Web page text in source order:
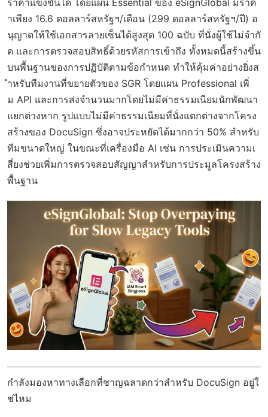
าเพียง 16.6 ดอลลาร์สหรัฐฯ/เดือน (299 ดอลลาร์สหรัฐฯ/ปี) อ
นุญาตให้ใช้เอกสารลายเซ็นได้สูงสุด 100 ฉบับ ที่นั่งผู้ใช้ไม่จำกั
ด และการตรวจสอบสิทธิ์ด้วยรหัสการเข้าถึง ทั้งหมดนี้สร้างขึ้น
บนพื้นฐานของการปฏิบัติตามข้อกำหนด ทำให้คุ้มค่าอย่างยิ่งส
ำหรับทีมงานที่ขยายตัวของ SGR โดยแผน Professional เพิ่
ม API และการส่งจำนวนมากโดยไม่มีค่าธรรมเนียมนักพัฒนา
แยกต่างหาก รูปแบบไม่มีค่าธรรมเนียมที่นั่งแตกต่างจากโครง
สร้างของ DocuSign ซึ่งอาจประหยัดได้มากกว่า 50% สำหรับ
ทีมขนาดใหญ่ ในขณะที่เครื่องมือ AI เช่น การประเมินความเ
สี่ยงช่วยเพิ่มการตรวจสอบสัญญาสำหรับการประมูลโครงสร้าง
พื้นฐาน
กำลังมองหาทางเลือกที่ชาญฉลาดกว่าสำหรับ DocuSign อยู่ใ
ช่ไหม